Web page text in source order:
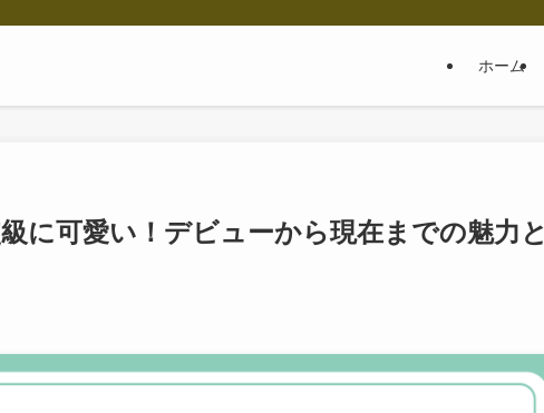
ホーム
に可愛い！デビューから現在までの魅力と